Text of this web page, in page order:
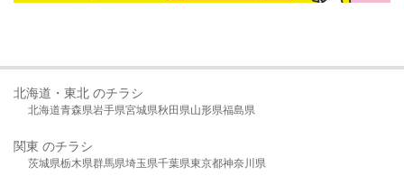
北海道・東北 のチラシ
北海道青森県岩手県宮城県秋田県山形県福島県
関東 のチラシ
茨城県栃木県群馬県埼玉県千葉県東京都神奈川県